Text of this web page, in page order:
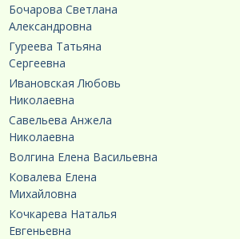
Бочарова Светлана
Александровна
Гуреева Татьяна
Сергеевна
Ивановская Любовь
Николаевна
Савельева Анжела
Николаевна
Волгина Елена Васильевна
Ковалева Елена
Михайловна
Кочкарева Наталья
Евгеньевна